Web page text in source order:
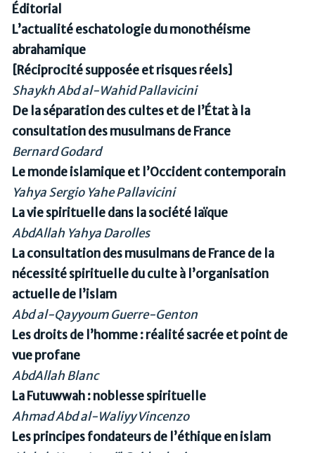
Éditorial
L’actualité eschatologie du monothéisme
abrahamique
[Réciprocité supposée et risques réels]
Shaykh Abd al-Wahid Pallavicini
De la séparation des cultes et de l’État à la
consultation des musulmans de France
Bernard Godard
Le monde islamique et l’Occident contemporain
Yahya Sergio Yahe Pallavicini
La vie spirituelle dans la société laïque
AbdAllah Yahya Darolles
La consultation des musulmans de France de la
nécessité spirituelle du culte à l’organisation
actuelle de l’islam
Abd al-Qayyoum Guerre-Genton
Les droits de l’homme : réalité sacrée et point de
vue profane
AbdAllah Blanc
La Futuwwah : noblesse spirituelle
Ahmad Abd al-Waliyy Vincenzo
Les principes fondateurs de l’éthique en islam